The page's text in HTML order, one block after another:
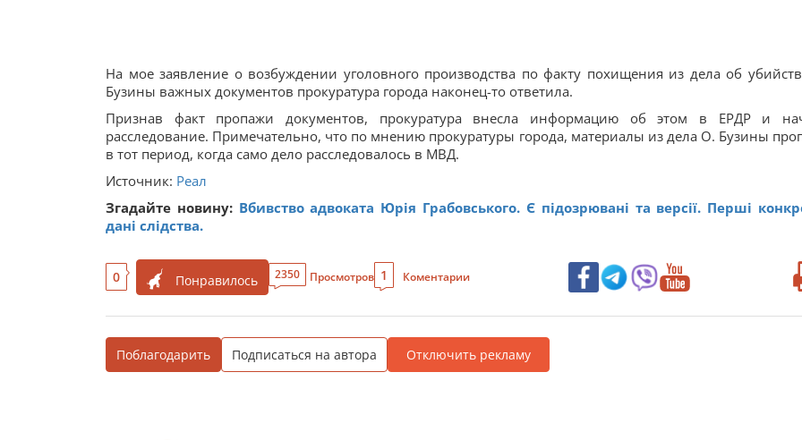
На мое заявление о возбуждении уголовного производства по факту похищения из дела об
Бузины важных документов прокуратура города наконец-то ответила.
Признав факт пропажи документов, прокуратура внесла информацию об этом в ЕРДР и
расследование. Примечательно, что по мнению прокуратуры города, материалы из дела О. Бузины
в тот период, когда само дело расследовалось в МВД.
Источник: Реал
Згадайте новину: Вбивство адвоката Юрія Грабовського. Є підозрювані та версії. Перші
дані слідства.
0 Понравилось 2350 Просмотров 1 Коментарии
Поблагодарить Подписаться на автора Отключить рекламу